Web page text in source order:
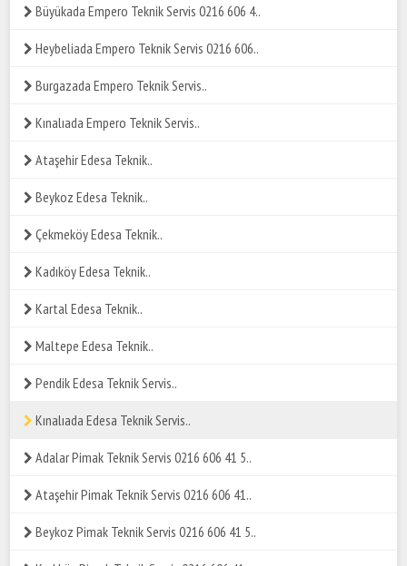
Büyükada Empero Teknik Servis 0216 606 4..
Heybeliada Empero Teknik Servis 0216 606..
Burgazada Empero Teknik Servis..
Kınalıada Empero Teknik Servis..
Ataşehir Edesa Teknik..
Beykoz Edesa Teknik..
Çekmeköy Edesa Teknik..
Kadıköy Edesa Teknik..
Kartal Edesa Teknik..
Maltepe Edesa Teknik..
Pendik Edesa Teknik Servis..
Kınalıada Edesa Teknik Servis..
Adalar Pimak Teknik Servis 0216 606 41 5..
Ataşehir Pimak Teknik Servis 0216 606 41..
Beykoz Pimak Teknik Servis 0216 606 41 5..